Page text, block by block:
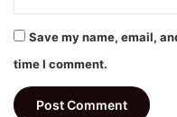
Save my name, email,
time I comment.